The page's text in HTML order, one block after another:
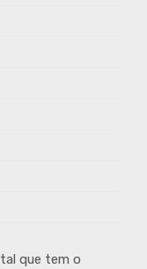
que tem o